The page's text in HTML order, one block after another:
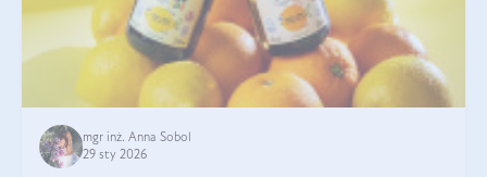
mgr inż. Anna Sobol
29 sty 2026